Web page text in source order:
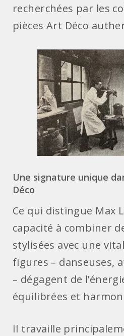
recherchées par les
pièces Art Déco
Une signature unique
Déco
Ce qui distingue Max
capacité à combiner
stylisées avec une
figures – danseuses,
– dégagent de
équilibrées et
Il travaille